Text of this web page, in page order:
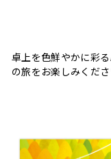
卓上を色鮮やかに彩
の旅をお楽しみくだ